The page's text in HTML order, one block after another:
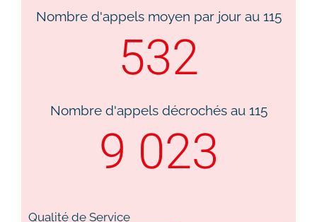
Nombre d'appels moyen par jour au 115
532
Nombre d'appels décrochés au 115​
9 023
Qualité de Service